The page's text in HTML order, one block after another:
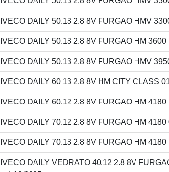
IVECO DAILY 50.13 2.8 8V FURGAO HMV
IVECO DAILY 50.13 2.8 8V FURGAO HM
IVECO DAILY 50.13 2.8 8V FURGAO HMV
IVECO DAILY 60 13 2.8 8V HM CITY CLASS
IVECO DAILY 60.12 2.8 8V FURGAO HM
IVECO DAILY 70.12 2.8 8V FURGAO HM
IVECO DAILY 70.13 2.8 8V FURGAO HM
IVECO DAILY VEDRATO 40.12 2.8 8V